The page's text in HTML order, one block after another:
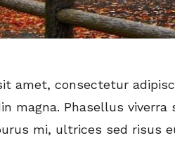
amet, consectetur
magna. Phasellus
mi, ultrices sed risus